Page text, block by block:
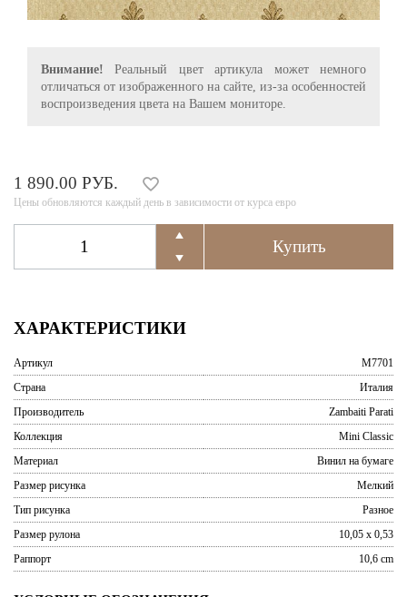
Внимание! Реальный цвет артикула может немного
отличаться от изображенного на сайте, из-за особенностей
воспроизведения цвета на Вашем мониторе.
1 890.00 РУБ.
Цены обновляются каждый день в зависимости от курса евро
ХАРАКТЕРИСТИКИ
Артикул
M7701
Страна
Италия
Производитель
Zambaiti Parati
Коллекция
Mini Classic
Материал
Винил на бумаге
Размер рисунка
Мелкий
Тип рисунка
Разное
Размер рулона
10,05 x 0,53
Раппорт
10,6 cm